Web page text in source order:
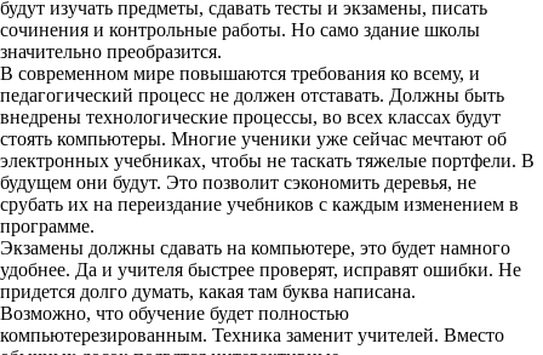
будут изучать предметы, сдавать тесты и экзамены, писать
сочинения и контрольные работы. Но само здание школы
значительно преобразится.
В современном мире повышаются требования ко всему, и
педагогический процесс не должен отставать. Должны быть
внедрены технологические процессы, во всех классах будут
стоять компьютеры. Многие ученики уже сейчас мечтают об
электронных учебниках, чтобы не таскать тяжелые портфели. В
будущем они будут. Это позволит сэкономить деревья, не
срубать их на переиздание учебников с каждым изменением в
программе.
Экзамены должны сдавать на компьютере, это будет намного
удобнее. Да и учителя быстрее проверят, исправят ошибки. Не
придется долго думать, какая там буква написана.
Возможно, что обучение будет полностью
компьютерезированным. Техника заменит учителей. Вместо